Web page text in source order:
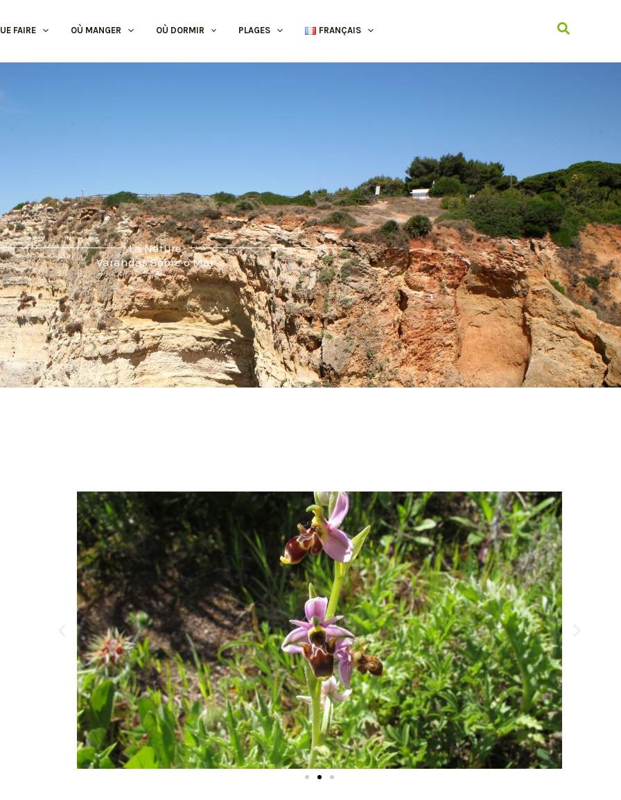
FAIRE OÙ MANGER OÙ DORMIR PLAGES FRANÇAIS
La Nature
Varandas Sobre o Mar